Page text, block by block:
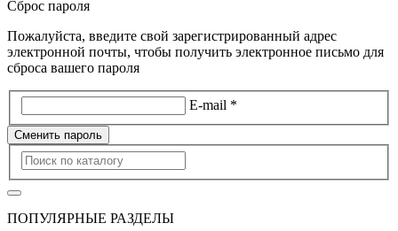
Сброс пароля
Пожалуйста, введите свой зарегистрированный адрес
электронной почты, чтобы получить электронное письмо для
сброса вашего пароля
E-mail *
Сменить пароль
ПОПУЛЯРНЫЕ РАЗДЕЛЫ